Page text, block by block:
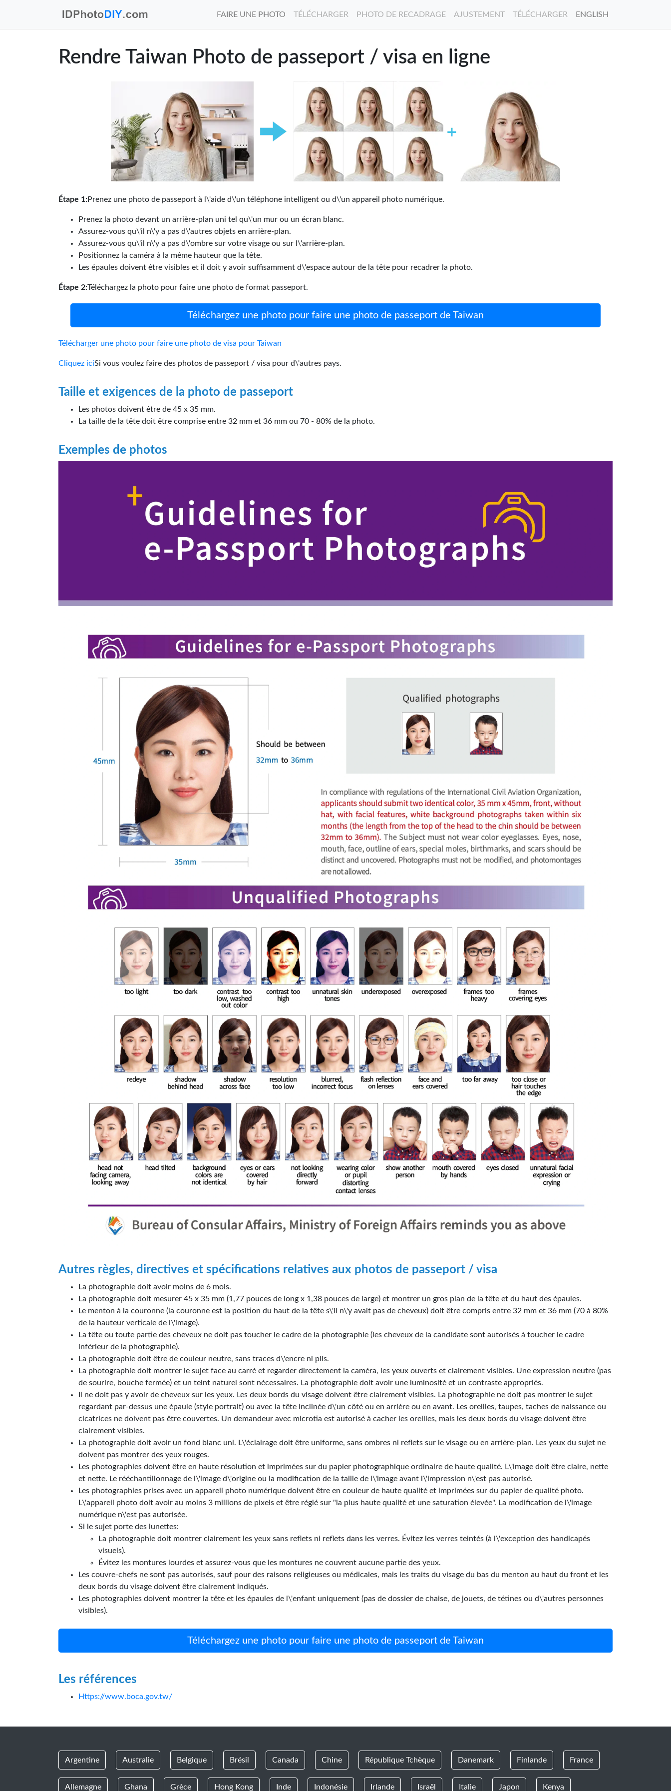
FAIRE UNE PHOTO TÉLÉCHARGER PHOTO DE RECADRAGE AJUSTEMENT TÉLÉCHARGER ENGLISH
Rendre Taiwan Photo de passeport / visa en ligne
Étape 1:Prenez une photo de passeport à l\'aide d\'un téléphone intelligent ou d\'un appareil photo numérique.
Prenez la photo devant un arrière-plan uni tel qu\'un mur ou un écran blanc.
Assurez-vous qu\'il n\'y a pas d\'autres objets en arrière-plan.
Assurez-vous qu\'il n\'y a pas d\'ombre sur votre visage ou sur l\'arrière-plan.
Positionnez la caméra à la même hauteur que la tête.
Les épaules doivent être visibles et il doit y avoir suffisamment d\'espace autour de la tête pour recadrer la photo.
Étape 2:Téléchargez la photo pour faire une photo de format passeport.
Téléchargez une photo pour faire une photo de passeport de Taiwan
Télécharger une photo pour faire une photo de visa pour Taiwan
Cliquez iciSi vous voulez faire des photos de passeport / visa pour d\'autres pays.
Taille et exigences de la photo de passeport
Les photos doivent être de 45 x 35 mm.
La taille de la tête doit être comprise entre 32 mm et 36 mm ou 70 - 80% de la photo.
Exemples de photos
Autres règles, directives et spécifications relatives aux photos de passeport / visa
La photographie doit avoir moins de 6 mois.
La photographie doit mesurer 45 x 35 mm (1,77 pouces de long x 1,38 pouces de large) et montrer un gros plan de la tête et du haut des épaules.
Le menton à la couronne (la couronne est la position du haut de la tête s\'il n\'y avait pas de cheveux) doit être compris entre 32 mm et 36 mm (70 à 80%
de la hauteur verticale de l\'image).
La tête ou toute partie des cheveux ne doit pas toucher le cadre de la photographie (les cheveux de la candidate sont autorisés à toucher le cadre
inférieur de la photographie).
La photographie doit être de couleur neutre, sans traces d\'encre ni plis.
La photographie doit montrer le sujet face au carré et regarder directement la caméra, les yeux ouverts et clairement visibles. Une expression neutre (pas
de sourire, bouche fermée) et un teint naturel sont nécessaires. La photographie doit avoir une luminosité et un contraste appropriés.
Il ne doit pas y avoir de cheveux sur les yeux. Les deux bords du visage doivent être clairement visibles. La photographie ne doit pas montrer le sujet
regardant par-dessus une épaule (style portrait) ou avec la tête inclinée d\'un côté ou en arrière ou en avant. Les oreilles, taupes, taches de naissance ou
cicatrices ne doivent pas être couvertes. Un demandeur avec microtia est autorisé à cacher les oreilles, mais les deux bords du visage doivent être
clairement visibles.
La photographie doit avoir un fond blanc uni. L\'éclairage doit être uniforme, sans ombres ni reflets sur le visage ou en arrière-plan. Les yeux du sujet ne
doivent pas montrer des yeux rouges.
Les photographies doivent être en haute résolution et imprimées sur du papier photographique ordinaire de haute qualité. L\'image doit être claire, nette
et nette. Le rééchantillonnage de l\'image d\'origine ou la modification de la taille de l\'image avant l\'impression n\'est pas autorisé.
Les photographies prises avec un appareil photo numérique doivent être en couleur de haute qualité et imprimées sur du papier de qualité photo.
L\'appareil photo doit avoir au moins 3 millions de pixels et être réglé sur "la plus haute qualité et une saturation élevée". La modification de l\'image
numérique n\'est pas autorisée.
Si le sujet porte des lunettes:
La photographie doit montrer clairement les yeux sans reflets ni reflets dans les verres. Évitez les verres teintés (à l\'exception des handicapés
visuels).
Évitez les montures lourdes et assurez-vous que les montures ne couvrent aucune partie des yeux.
Les couvre-chefs ne sont pas autorisés, sauf pour des raisons religieuses ou médicales, mais les traits du visage du bas du menton au haut du front et les
deux bords du visage doivent être clairement indiqués.
Les photographies doivent montrer la tête et les épaules de l\'enfant uniquement (pas de dossier de chaise, de jouets, de tétines ou d\'autres personnes
visibles).
Téléchargez une photo pour faire une photo de passeport de Taiwan
Les références
Https://www.boca.gov.tw/
Argentine Australie Belgique Brésil Canada Chine République Tchèque Danemark Finlande France
Allemagne Ghana Grèce Hong Kong Inde Indonésie Irlande Israël Italie Japon Kenya